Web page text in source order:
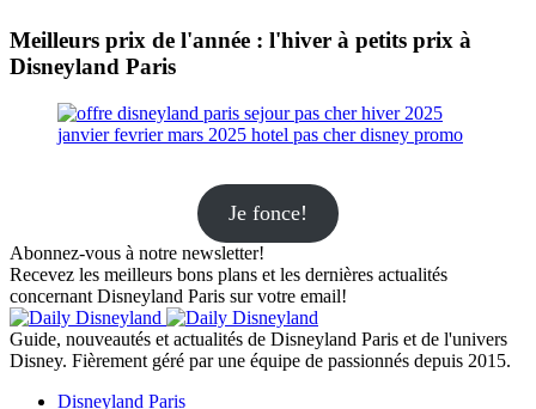
Meilleurs prix de l'année : l'hiver à petits prix à
Disneyland Paris
Je fonce!
Abonnez-vous à notre newsletter!
Recevez les meilleurs bons plans et les dernières actualités
concernant Disneyland Paris sur votre email!
Guide, nouveautés et actualités de Disneyland Paris et de l'univers
Disney. Fièrement géré par une équipe de passionnés depuis 2015.
Disneyland Paris